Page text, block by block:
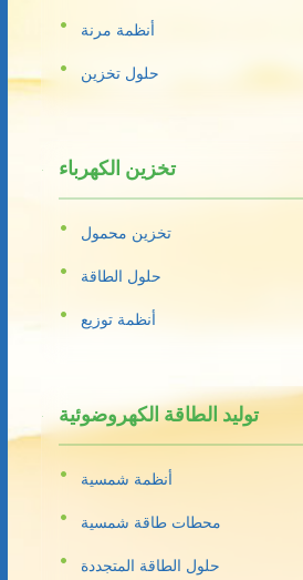
أنظمة مرنة
حلول تخزين
تخزين الكهرباء
تخزين محمول
حلول الطاقة
أنظمة توزيع
توليد الطاقة الكهروضوئية
أنظمة شمسية
محطات طاقة شمسية
حلول الطاقة المتجددة